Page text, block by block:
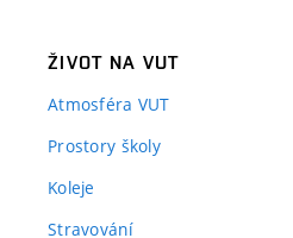
ŽIVOT NA VUT
Atmosféra VUT
Prostory školy
Koleje
Stravování